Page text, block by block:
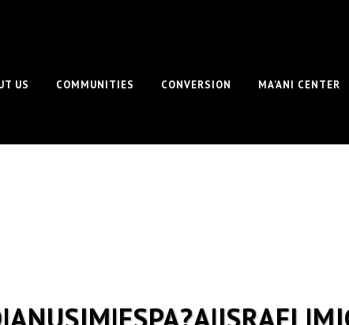
US COMMUNITIES CONVERSION MA’ANI CENTER